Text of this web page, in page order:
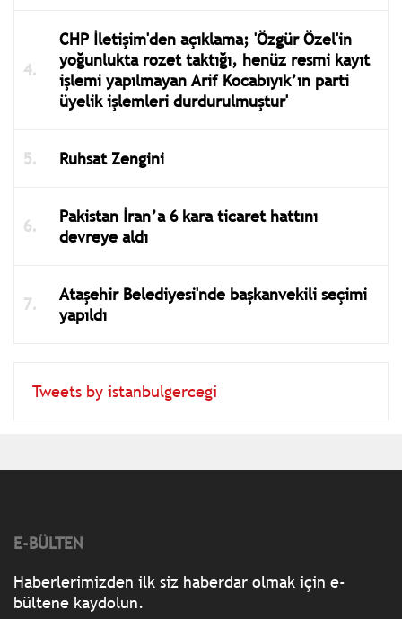
CHP İletişim'den açıklama; 'Özgür Özel'in
yoğunlukta rozet taktığı, henüz resmi kayıt
işlemi yapılmayan Arif Kocabıyık’ın parti
üyelik işlemleri durdurulmuştur'
Ruhsat Zengini
Pakistan İran’a 6 kara ticaret hattını
devreye aldı
Ataşehir Belediyesi'nde başkanvekili seçimi
yapıldı
Tweets by istanbulgercegi
E-BÜLTEN
Haberlerimizden ilk siz haberdar olmak için e-
bültene kaydolun.